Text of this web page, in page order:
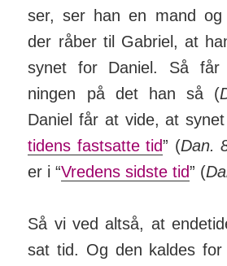
ser, ser han en mand
der råber til Ga­briel, at
synet for Daniel. Så
ningen på det han så (
Daniel får at vide, at
tidens fast­satte tid” (Dan.
er i “Vre­dens sidste tid” (
Så vi ved altså, at
sat tid. Og den kaldes for